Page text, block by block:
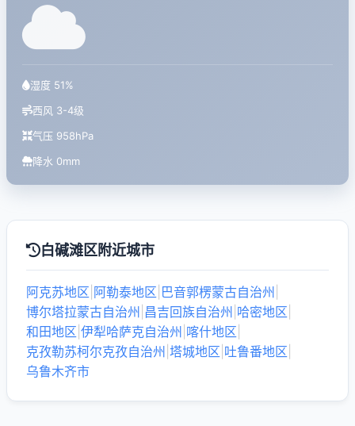
湿度 51%
西风 3-4级
气压 958hPa
降水 0mm
白碱滩区附近城市
阿克苏地区 阿勒泰地区 巴音郭楞蒙古自治州
博尔塔拉蒙古自治州 昌吉回族自治州 哈密地区
和田地区 伊犁哈萨克自治州 喀什地区
克孜勒苏柯尔克孜自治州 塔城地区 吐鲁番地区
乌鲁木齐市